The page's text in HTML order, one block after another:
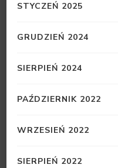
STYCZEŃ 2025
GRUDZIEŃ 2024
SIERPIEŃ 2024
PAŹDZIERNIK 2022
WRZESIEŃ 2022
SIERPIEŃ 2022